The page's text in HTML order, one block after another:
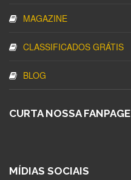
MAGAZINE
CLASSIFICADOS GRÁTIS
BLOG
CURTA NOSSA FANPAGE
MÍDIAS SOCIAIS